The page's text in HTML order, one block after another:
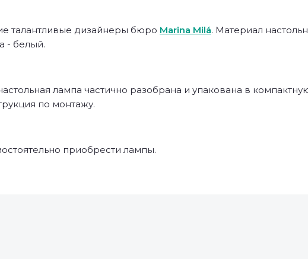
талантливые дизайнеры бюро Marina Milá. Материал
- белый.
лампа частично разобрана и упакована в
по монтажу.
приобрести лампы.